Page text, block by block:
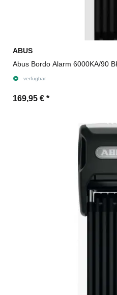
ABUS
Abus Bordo Alarm 6000KA/90
verfügbar
169,95 € *